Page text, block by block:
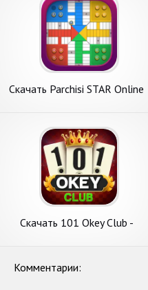
Скачать Parchisi STAR Online
Скачать 101 Okey Club -
Комментарии: